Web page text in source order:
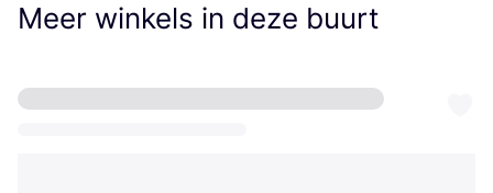
Meer winkels in deze buurt